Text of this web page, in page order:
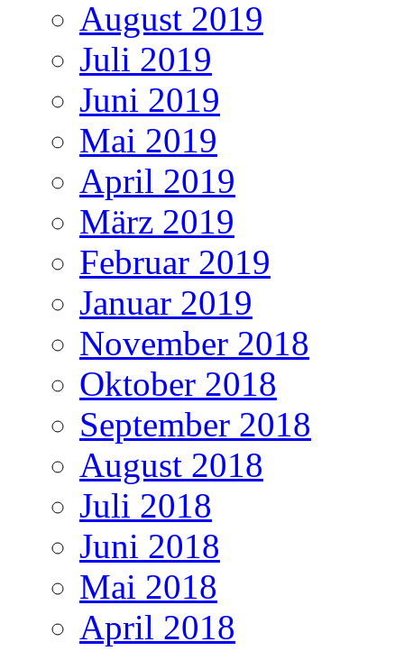
August 2019
Juli 2019
Juni 2019
Mai 2019
April 2019
März 2019
Februar 2019
Januar 2019
November 2018
Oktober 2018
September 2018
August 2018
Juli 2018
Juni 2018
Mai 2018
April 2018